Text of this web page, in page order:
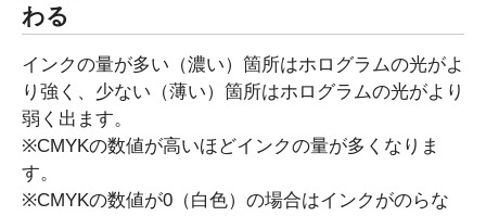
わる
インクの量が多い（濃い）箇所はホログラムの光がよ
り強く、少ない（薄い）箇所はホログラムの光がより
弱く出ます。
※CMYKの数値が高いほどインクの量が多くなりま
す。
※CMYKの数値が0（白色）の場合はインクがのらな